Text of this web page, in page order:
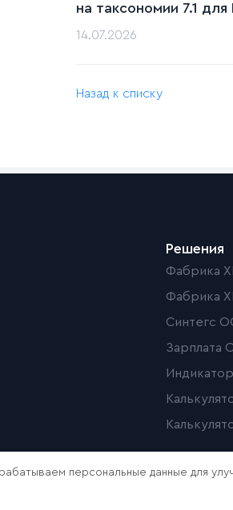
на таксономии 7.1
14.07.2026
Назад к списку
Решения
Фабрика
Фабрика
Синтегс
Зарплата
персональные данные для